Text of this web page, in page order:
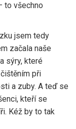
to všechno
jsem tedy
začala naše
sýry, které
při
a zuby. A teď se
kteří se
Kéž by to tak